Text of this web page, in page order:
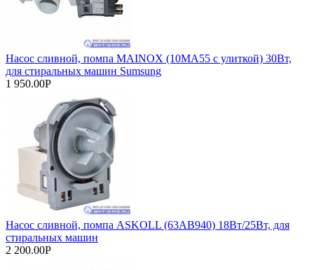
Насос сливной, помпа MAINOX (10MA55 с улиткой) 30Вт,
для стиральных машин Sumsung
1 950.00Р
Насос сливной, помпа ASKOLL (63АВ940) 18Вт/25Вт, для
стиральных машин
2 200.00Р